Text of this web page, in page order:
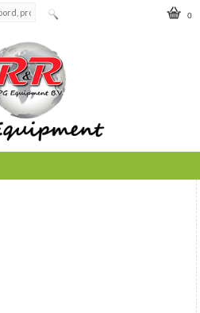
0